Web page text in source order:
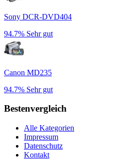
Sony DCR-DVD404
94.7% Sehr gut
Canon MD235
94.7% Sehr gut
Bestenvergleich
Alle Kategorien
Impressum
Datenschutz
Kontakt